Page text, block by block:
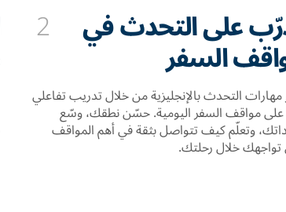
على التحدث في
السفر
2
التحدث بالإنجليزية من خلال تدريب تفاعلي
على مواقف السفر اليومية. حسّن نطقك، وسّع
وتعلّم كيف تتواصل بثقة في أهم المواقف
تواجهك خلال رحلتك.